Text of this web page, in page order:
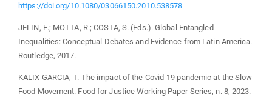
https://doi.org/10.1080/03066150.2010.538578
JELIN, E.; MOTTA, R.; COSTA, S. (Eds.). Global Entangled
Inequalities: Conceptual Debates and Evidence from Latin America.
Routledge, 2017.
KALIX GARCIA, T. The impact of the Covid-19 pandemic at the Slow
Food Movement. Food for Justice Working Paper Series, n. 8, 2023.